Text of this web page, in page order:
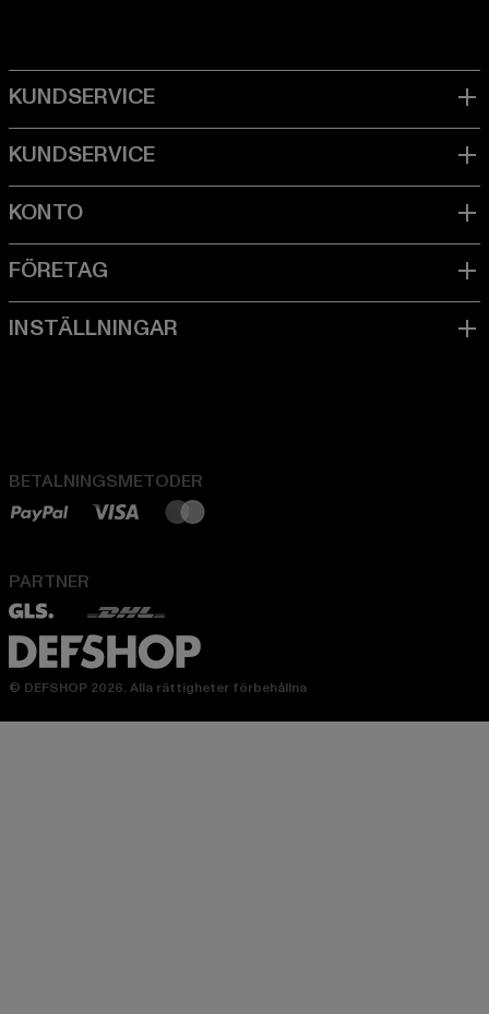
BETALNINGSMETODER
PARTNER
© DEFSHOP 2026. Alla rättigheter förbehållna